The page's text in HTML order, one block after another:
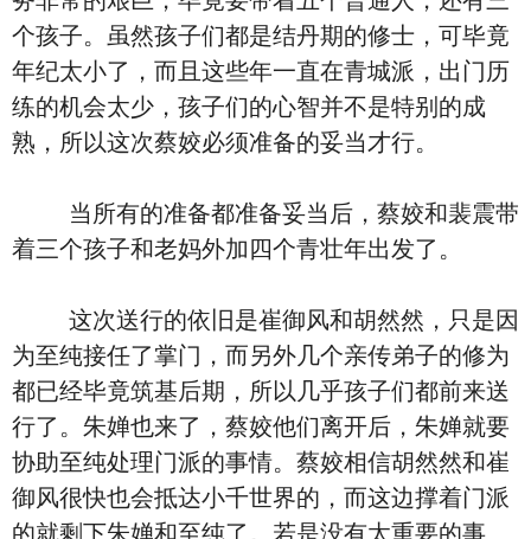
个孩子。虽然孩子们都是结丹期的修士，可毕竟
年纪太小了，而且这些年一直在青城派，出门历
练的机会太少，孩子们的心智并不是特别的成
熟，所以这次蔡姣必须准备的妥当才行。
当所有的准备都准备妥当后，蔡姣和裴震带
着三个孩子和老妈外加四个青壮年出发了。
这次送行的依旧是崔御风和胡然然，只是因
为至纯接任了掌门，而另外几个亲传弟子的修为
都已经毕竟筑基后期，所以几乎孩子们都前来送
行了。朱婵也来了，蔡姣他们离开后，朱婵就要
协助至纯处理门派的事情。蔡姣相信胡然然和崔
御风很快也会抵达小千世界的，而这边撑着门派
的就剩下朱婵和至纯了。若是没有太重要的事